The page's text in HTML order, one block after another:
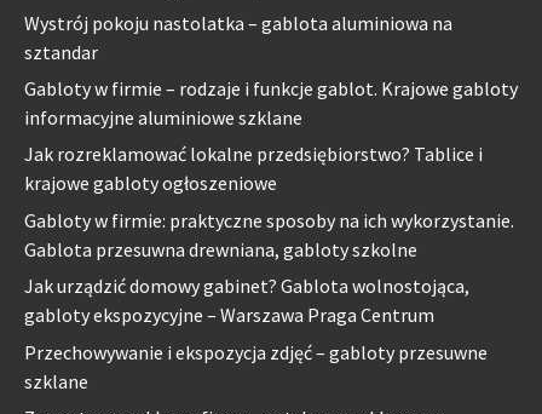
Wystrój pokoju nastolatka – gablota aluminiowa na
sztandar
Gabloty w firmie – rodzaje i funkcje gablot. Krajowe gabloty
informacyjne aluminiowe szklane
Jak rozreklamować lokalne przedsiębiorstwo? Tablice i
krajowe gabloty ogłoszeniowe
Gabloty w firmie: praktyczne sposoby na ich wykorzystanie.
Gablota przesuwna drewniana, gabloty szkolne
Jak urządzić domowy gabinet? Gablota wolnostojąca,
gabloty ekspozycyjne – Warszawa Praga Centrum
Przechowywanie i ekspozycja zdjęć – gabloty przesuwne
szklane